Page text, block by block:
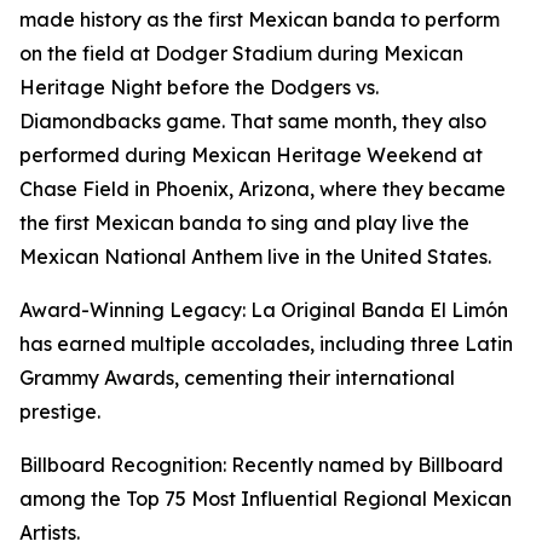
made history as the first Mexican banda to perform
on the field at Dodger Stadium during Mexican
Heritage Night before the Dodgers vs.
Diamondbacks game. That same month, they also
performed during Mexican Heritage Weekend at
Chase Field in Phoenix, Arizona, where they became
the first Mexican banda to sing and play live the
Mexican National Anthem live in the United States.
Award-Winning Legacy: La Original Banda El Limón
has earned multiple accolades, including three Latin
Grammy Awards, cementing their international
prestige.
Billboard Recognition: Recently named by Billboard
among the Top 75 Most Influential Regional Mexican
Artists.